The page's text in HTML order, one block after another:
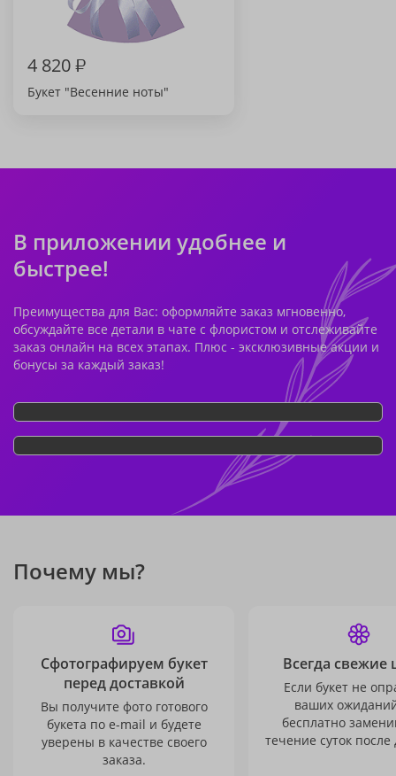
4 820₽
Букет "Весенние ноты"
В приложении удобнее и
быстрее!
Преимущества для Вас: оформляйте заказ мгновенно,
обсуждайте все детали в чате с флористом и отслеживайте
заказ онлайн на всех этапах. Плюс - эксклюзивные акции и
бонусы за каждый заказ!
Почему мы?
Сфотографируем букет
перед доставкой
Вы получите фото готового
букета по e-mail и будете
уверены в качестве своего
заказа.
Всегда свежие
Если букет не
ваших
бесплатно
течение суток после